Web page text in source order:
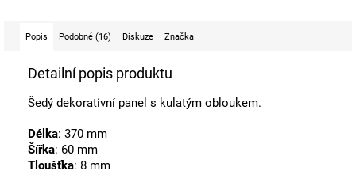
Popis Podobné (16) Diskuze Značka
Detailní popis produktu
Šedý dekorativní panel s kulatým obloukem.
Délka: 370 mm
Šířka: 60 mm
Tloušťka: 8 mm